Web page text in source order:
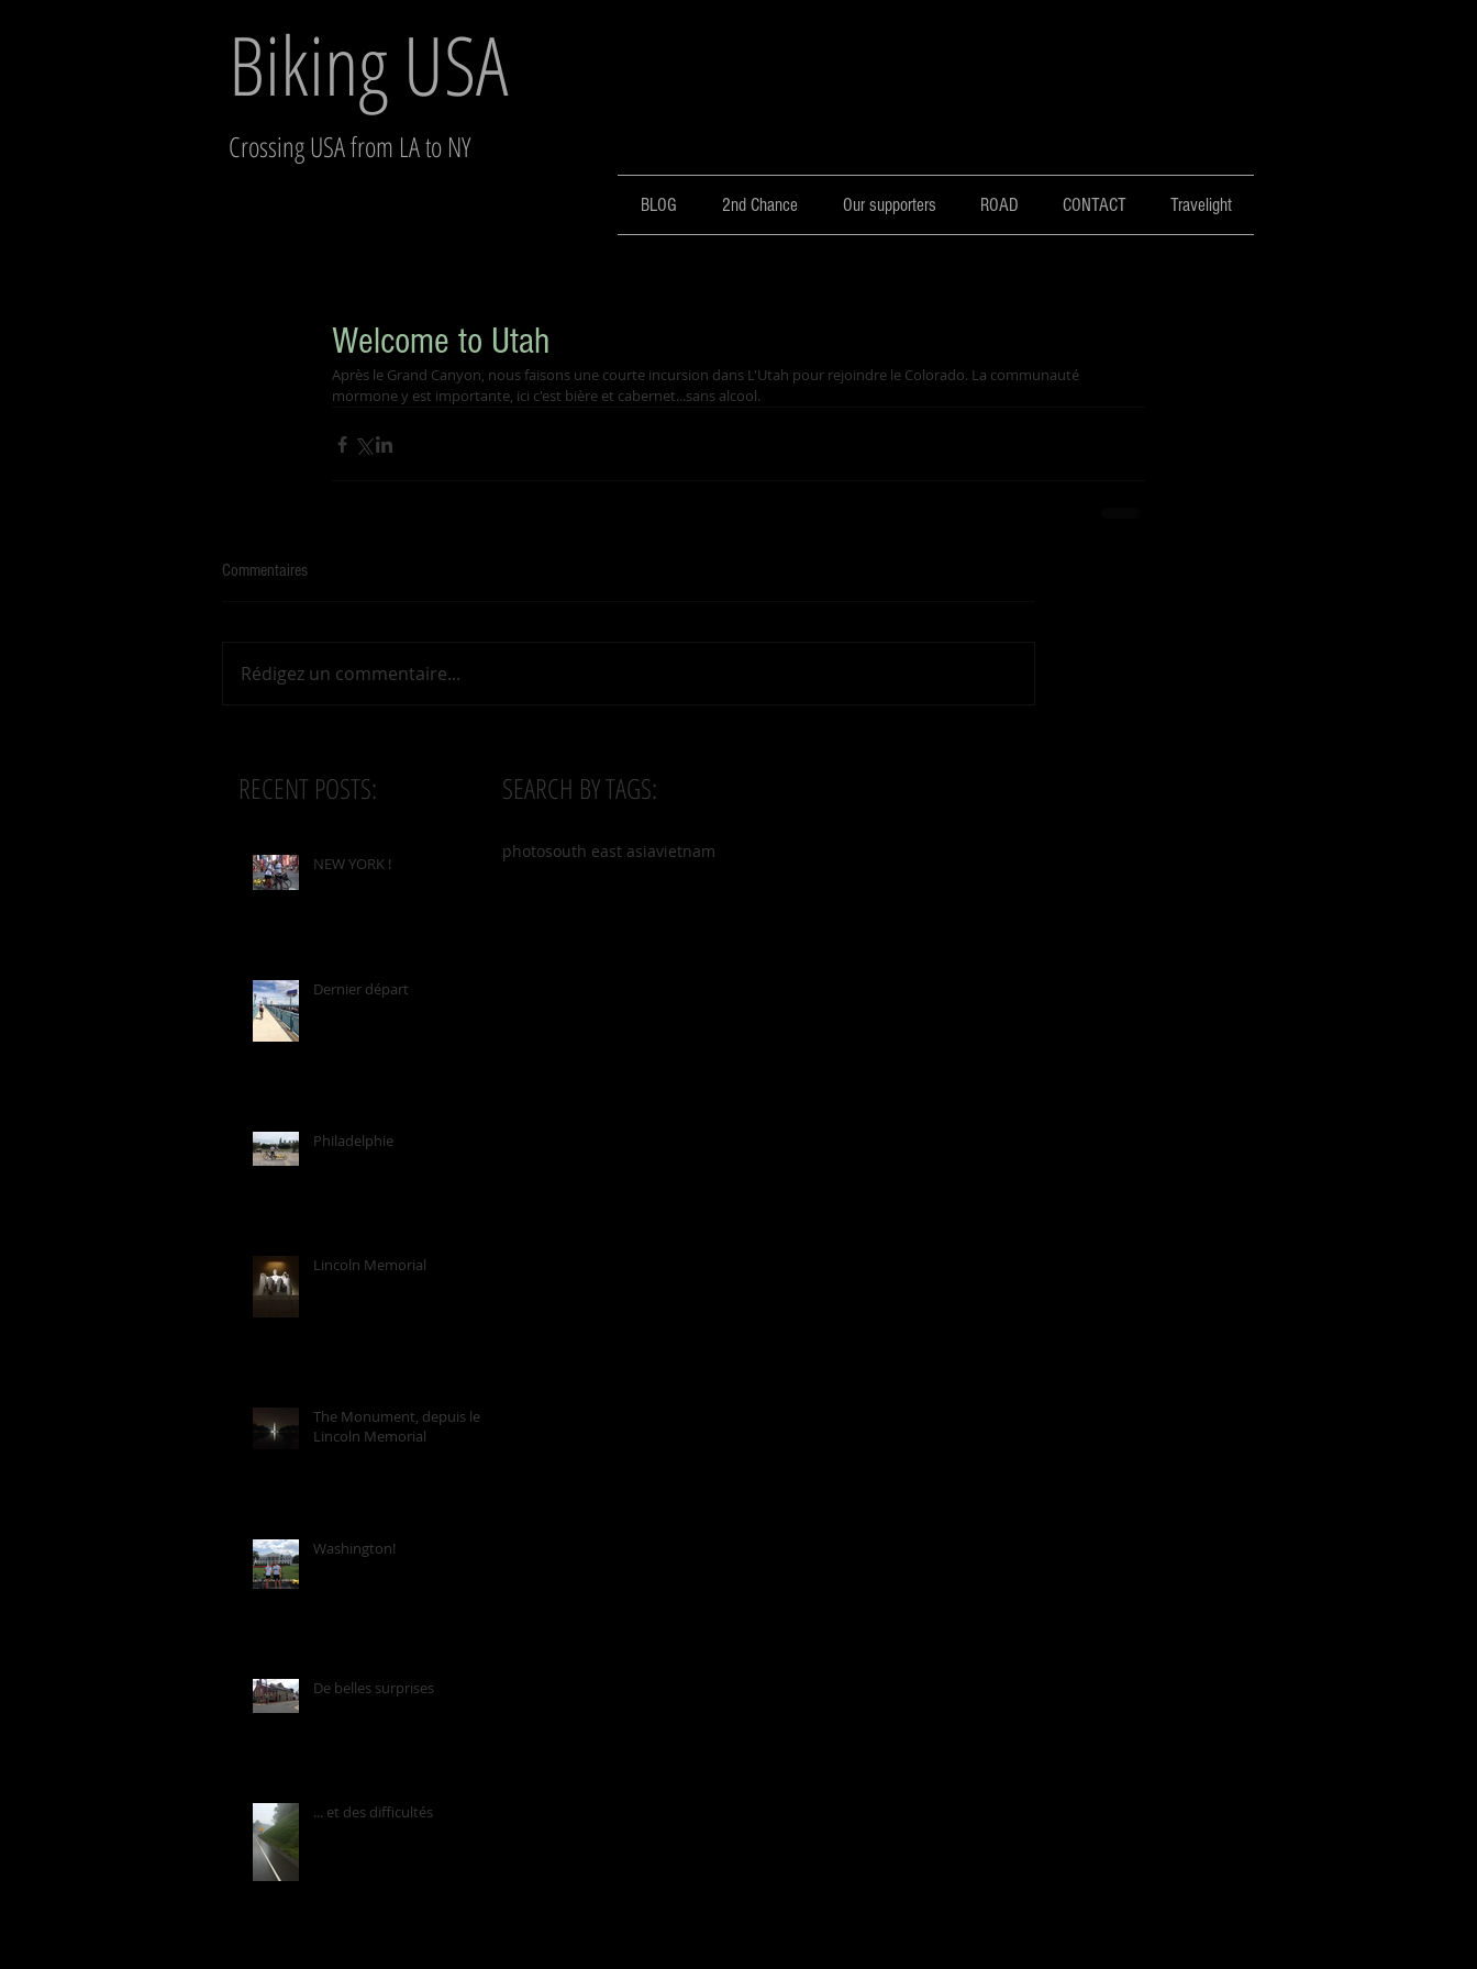
Biking USA
Crossing USA from LA to NY
BLOG 2nd Chance Our supporters ROAD CONTACT Travelight
Welcome to Utah
Après le Grand Canyon, nous faisons une courte incursion dans L'Utah pour rejoindre le Colorado. La communauté
mormone y est importante, ici c'est bière et cabernet...sans alcool.
Commentaires
Rédigez un commentaire...
RECENT POSTS: SEARCH BY TAGS:
NEW YORK !
Dernier départ
Philadelphie
Lincoln Memorial
The Monument, depuis le
Lincoln Memorial
Washington!
De belles surprises
... et des difficultés
photosouth east asiavietnam